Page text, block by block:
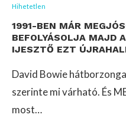
Hihetetlen
1991-BEN MÁR
BEFOLYÁSOLJA MAJD
IJESZTŐ EZT
David Bowie
szerinte mi várható. És
most…